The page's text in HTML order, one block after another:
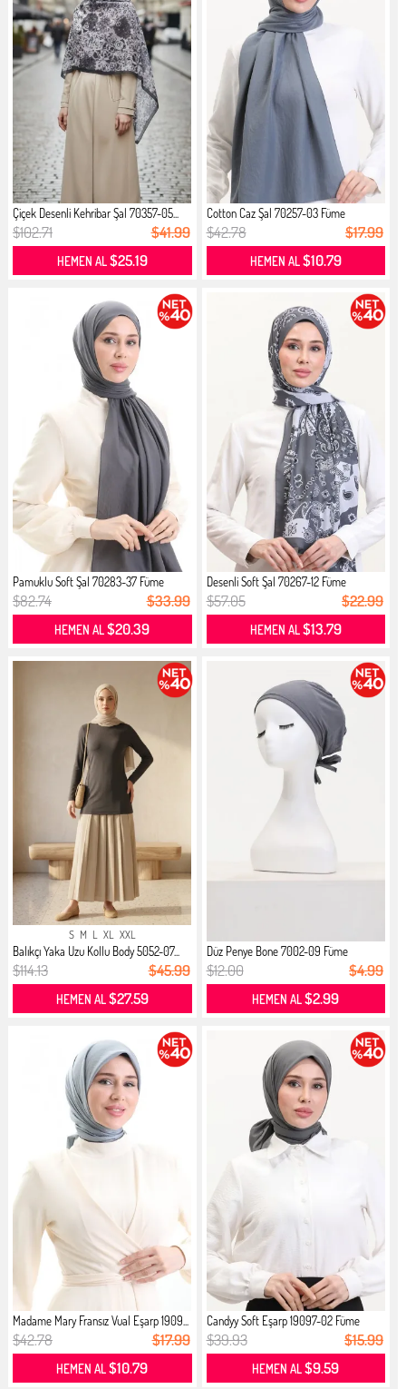
Çiçek Desenli Kehribar Şal 70357-05...
$102.71 $41.99
HEMEN AL$25.19
Cotton Caz Şal 70257-03 Füme
$42.78 $17.99
HEMEN AL$10.79
Pamuklu Soft Şal 70283-37 Füme
$82.74 $33.99
HEMEN AL$20.39
Desenli Soft Şal 70267-12 Füme
$57.05 $22.99
HEMEN AL$13.79
S M L XL XXL
Balıkçı Yaka Uzu Kollu Body 5052-07...
$114.13 $45.99
HEMEN AL$27.59
Düz Penye Bone 7002-09 Füme
$12.00 $4.99
HEMEN AL$2.99
Madame Mary Fransız Vual Eşarp 1909...
$42.78 $17.99
HEMEN AL$10.79
Candyy Soft Eşarp 19097-02 Füme
$39.93 $15.99
HEMEN AL$9.59